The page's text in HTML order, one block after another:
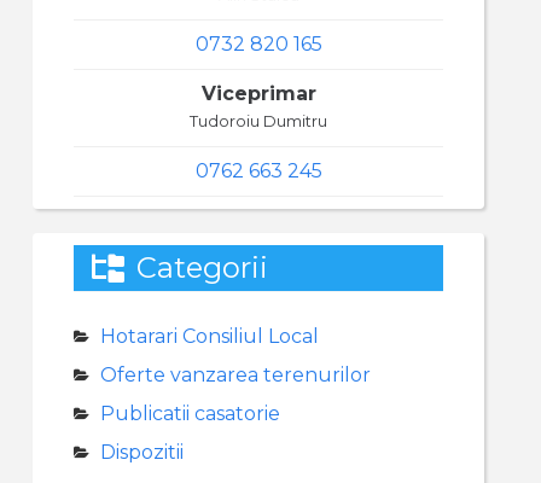
0732 820 165
Viceprimar
Tudoroiu Dumitru
0762 663 245
Categorii
Hotarari Consiliul Local
Oferte vanzarea terenurilor
Publicatii casatorie
Dispozitii